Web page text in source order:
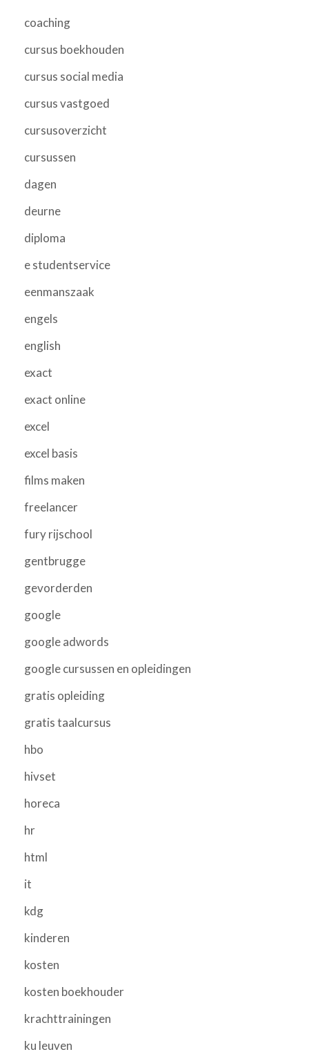
coaching
cursus boekhouden
cursus social media
cursus vastgoed
cursusoverzicht
cursussen
dagen
deurne
diploma
e studentservice
eenmanszaak
engels
english
exact
exact online
excel
excel basis
films maken
freelancer
fury rijschool
gentbrugge
gevorderden
google
google adwords
google cursussen en opleidingen
gratis opleiding
gratis taalcursus
hbo
hivset
horeca
hr
html
it
kdg
kinderen
kosten
kosten boekhouder
krachttrainingen
ku leuven